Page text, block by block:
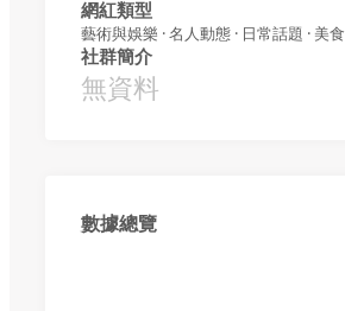
網紅類型
藝術與娛樂 · 名人動態 · 日常話題 · 美食
社群簡介
無資料
數據總覽